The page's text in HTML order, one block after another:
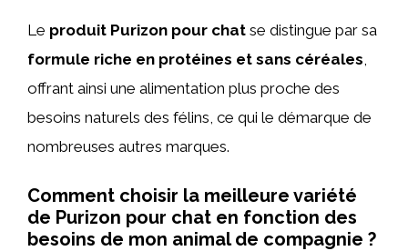
Le produit Purizon pour chat se distingue par sa
formule riche en protéines et sans céréales,
offrant ainsi une alimentation plus proche des
besoins naturels des félins, ce qui le démarque de
nombreuses autres marques.
Comment choisir la meilleure variété
de Purizon pour chat en fonction des
besoins de mon animal de compagnie ?